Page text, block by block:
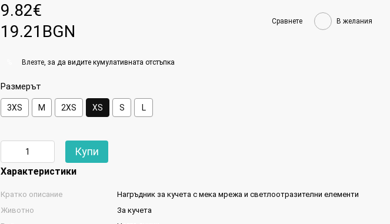
9.82€
19.21BGN
Сравнете В желания
Влезте , за да видите кумулативната отстъпка
Размерът
3XS М 2XS XS S L
Купи
Характеристики
Кратко описание
Нагръдник за кучета с мека мрежа и светлоотразителни елементи
Животно
За кучета